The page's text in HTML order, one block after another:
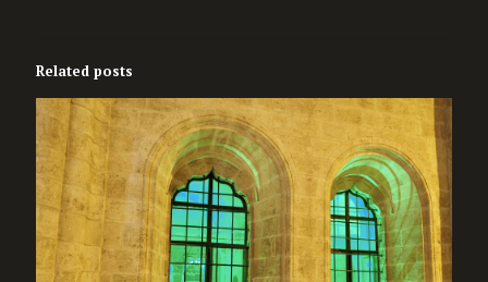
Related posts